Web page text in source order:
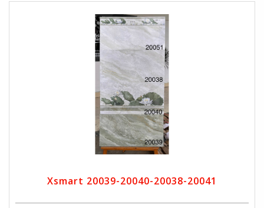
Xsmart 20039-20040-20038-20041